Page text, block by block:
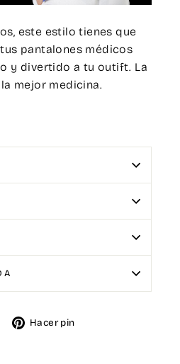
este estilo tienes que
pantalones médicos
y divertido a tu outift. La
mejor medicina.
Hacer pin